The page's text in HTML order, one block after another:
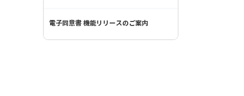
電子同意書 機能リリースのご案内